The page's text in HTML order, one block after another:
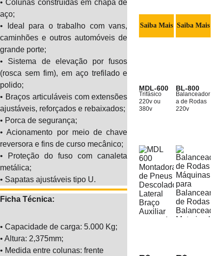
Ficha Técnica:
• Capacidade de carga: 5.000 Kg;
• Altura: 2,375mm;
• Medida entre colunas: frente
• Colunas construídas em chapa de
aço;
• Ideal para o trabalho com vans,
caminhões e outros automóveis de
grande porte;
• Sistema de elevação por fusos
(rosca sem fim), em aço trefilado e
polido;
• Braços articuláveis com extensões
ajustáveis, reforçados e rebaixados;
• Porca de segurança;
• Acionamento por meio de chave
reversora e fins de curso mecânico;
• Proteção do fuso com canaleta
metálica;
• Sapatas ajustáveis tipo U.
Saiba Mais Saiba Mais
MDL-600
Trifásico
220v ou
380v
Balanceador
a de Rodas
220v
BL-800